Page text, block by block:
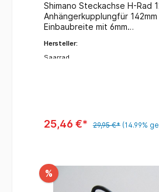
Shimano Steckachse H-Rad
Anhängerkupplungfür 142mm
Einbaubreite mit 6mm
T20 Typ Maxle
Hersteller:
Saarrad
25,46 €* 29,95 €* (14.99%
%